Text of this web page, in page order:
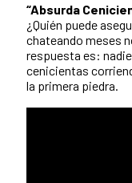
“Absurda
¿Quién puede
chateando meses
respuesta es:
cenicientas
la primera piedra.